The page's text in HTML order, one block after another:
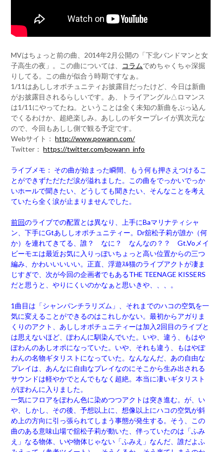
MVはちょっと前の曲、2014年2月公開の「下北バンドマンと女
子高生の夜」。この曲については、 コラムでめちゃくちゃ深掘
りしてる。この曲が似合う時期ですなぁ。
1/11はあししオポチュニティお披露目だったけど、今日は新曲
がお披露目されるらしいです。あ、トライアングル△ロマンス
は1/11にやってたね。ということは全く未知の新曲をぶっ込ん
でくるわけか、超絶楽しみ。あししのギタープレイが異次元な
ので、今回もあしし側で観る予定です。
Webサイト：http://www.powann.com/
Twitter：https://twitter.com/powann_info
ライブメモ： その曲が始まった瞬間、もう何も押さえつけるこ
とができずただただ涙が溢れました。この曲をでっかいでっか
いホールで聞きたい、どうしても聞きたい、そんなことを考え
ていたら全く涙が止まりませんでした。
前回のライブでの配置とは異なり、上手にBaマリナティシャ
ン、下手にGtあししオポチュニティー。Dr舘松子莉が誰か（何
か）を連れてきてる、誰？ なに？ なんなの？？ Gt.Voメイ
ビーモエは最近お気に入りっぽいちょっと高い位置からの三つ
編み、かわいいいいい。正直、浮遊ｽﾙ猫のライブアクトが凄ま
じすぎで、次が今回の企画者でもあるTHE TEENAGE KISSERS
だと思うと、やりにくいのかなぁと思いきや、、、。
1曲目は「シャンパンチラリズム」、それまでのハコの空気を一
気に変えることができるのはこれしかない。最初からアガりま
くりのアクト、あししオポチュニティーは加入2回目のライブと
は思えないほど、ぽわんに馴染んでいた。いや、違う、もはや
ぽわんのあしオポになっていた。いや、それも違う、もはやぽ
わんの名物ギタリストになっていた。なんなんだ、あの自由な
プレイは、あんなに自由なプレイなのにそこから生み出される
サウンドは軽やかでとんでもなく超絶。本当に凄いギタリスト
がぽわんに入りました。
一気にフロアをぽわん色に染めつつアクトは突き進む。が、い
や、しかし、その後、予想以上に、想像以上にハコの空気が斜
め上の方向に引っ張られてしまう事態が発生する。そう、この
曲のある意味山場で舘松子莉が動いた、伴っていたのは「ふみ
え」なる物体、いや物体じゃない「ふみえ」なんだ、誰だよふ